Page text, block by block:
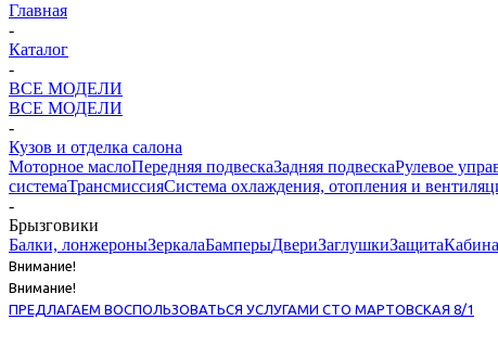
Главная
-
Каталог
-
ВСЕ МОДЕЛИ
ВСЕ МОДЕЛИ
-
Кузов и отделка салона
Моторное маслоПередняя подвескаЗадняя подвескаРулевое
системаТрансмиссияСистема охлаждения, отопления и
-
Брызговики
Балки, лонжероныЗеркалаБамперыДвериЗаглушкиЗащитаКабина
Внимание!
Внимание!
ПРЕДЛАГАЕМ ВОСПОЛЬЗОВАТЬСЯ УСЛУГАМИ СТО МАРТОВСКАЯ 8/1